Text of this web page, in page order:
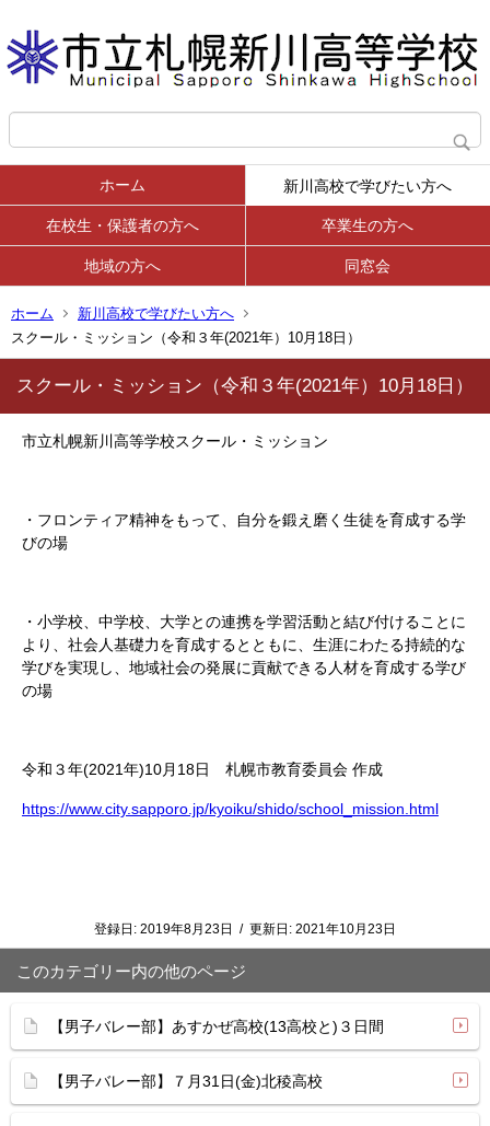
ホーム 新川高校で学びたい方へ
在校生・保護者の方へ 卒業生の方へ
地域の方へ 同窓会
ホーム
新川高校で学びたい方へ
スクール・ミッション（令和３年(2021年）10月18日）
スクール・ミッション（令和３年(2021年）10月18日）
市立札幌新川高等学校スクール・ミッション
・フロンティア精神をもって、自分を鍛え磨く生徒を育成する学
びの場
・小学校、中学校、大学との連携を学習活動と結び付けることに
より、社会人基礎力を育成するとともに、生涯にわたる持続的な
学びを実現し、地域社会の発展に貢献できる人材を育成する学び
の場
令和３年(2021年)10月18日 札幌市教育委員会 作成
https://www.city.sapporo.jp/kyoiku/shido/school_mission.html
登録日: 2019年8月23日 / 更新日: 2021年10月23日
このカテゴリー内の他のページ
【男子バレー部】あすかぜ高校(13高校と)３日間
【男子バレー部】７月31日(金)北稜高校